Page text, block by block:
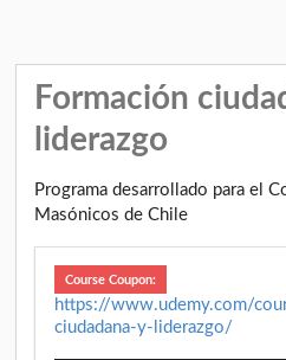
Formación
liderazgo
Programa desarrollado para el
Masónicos de Chile
Course Coupon:
https://www.udemy.com/
ciudadana-y-liderazgo/